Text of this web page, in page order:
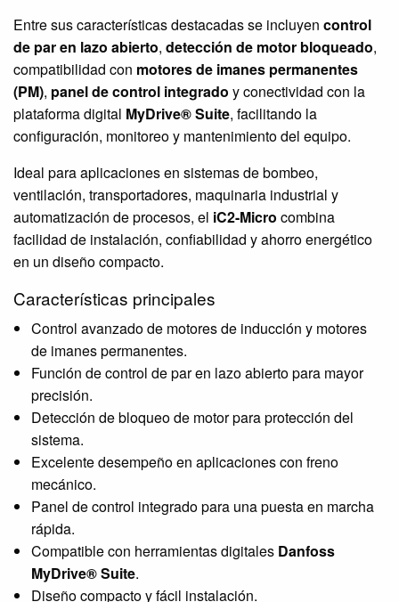
Entre sus características destacadas se incluyen control
de par en lazo abierto, detección de motor bloqueado,
compatibilidad con motores de imanes permanentes
(PM), panel de control integrado y conectividad con la
plataforma digital MyDrive® Suite, facilitando la
configuración, monitoreo y mantenimiento del equipo.
Ideal para aplicaciones en sistemas de bombeo,
ventilación, transportadores, maquinaria industrial y
automatización de procesos, el iC2-Micro combina
facilidad de instalación, confiabilidad y ahorro energético
en un diseño compacto.
Características principales
Control avanzado de motores de inducción y motores
de imanes permanentes.
Función de control de par en lazo abierto para mayor
precisión.
Detección de bloqueo de motor para protección del
sistema.
Excelente desempeño en aplicaciones con freno
mecánico.
Panel de control integrado para una puesta en marcha
rápida.
Compatible con herramientas digitales Danfoss
MyDrive® Suite.
Diseño compacto y fácil instalación.